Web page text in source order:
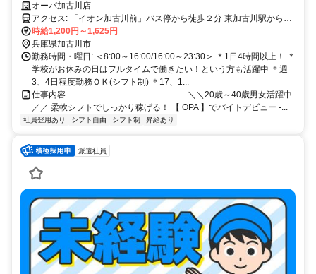
給UP✨パチンコ知識ナシ大歓迎です！
オーパ加古川店
アクセス: 「イオン加古川前」バス停から徒歩２分 東加古川駅から徒
歩15分 ※車通勤OK・バイク通勤OK・自転車通勤OK・無料駐車場あ
り
時給1,200円～1,625円
兵庫県加古川市
勤務時間・曜日: ＜8:00～16:00/16:00～23:30＞ ＊1日4時間以上！ ＊
学校がお休みの日はフルタイムで働きたい！という方も活躍中 ＊週
3、4日程度勤務ＯＫ(シフト制) ＊17、1...
仕事内容: ----------------------------------------- ＼＼20歳～40歳男女活躍中
／／ 柔軟シフトでしっかり稼げる！ 【 OPA 】でバイトデビュー -...
社員登用あり シフト自由 シフト制 昇給あり
派遣社員